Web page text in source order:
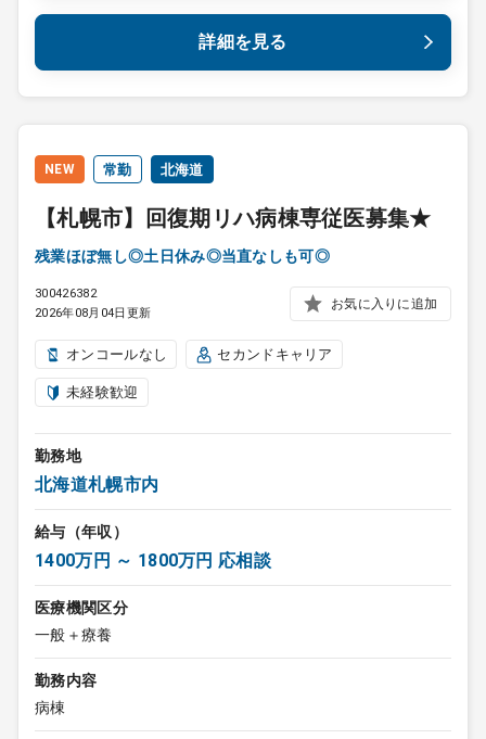
詳細を見る
NEW 常勤 北海道
【札幌市】回復期リハ病棟専従医募集★
残業ほぼ無し◎土日休み◎当直なしも可◎
300426382
2026年08月04日更新
お気に入りに追加
オンコールなし セカンドキャリア
未経験歓迎
勤務地
北海道札幌市内
給与（年収）
1400万円 ～ 1800万円 応相談
医療機関区分
一般＋療養
勤務内容
病棟